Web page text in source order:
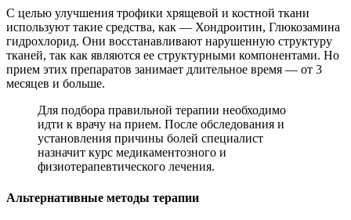
С целью улучшения трофики хрящевой и костной ткани
используют такие средства, как — Хондроитин, Глюкозамина
гидрохлорид. Они восстанавливают нарушенную структуру
тканей, так как являются ее структурными компонентами. Но
прием этих препаратов занимает длительное время — от 3
месяцев и больше.
Для подбора правильной терапии необходимо
идти к врачу на прием. После обследования и
установления причины болей специалист
назначит курс медикаментозного и
физиотерапевтического лечения.
Альтернативные методы терапии